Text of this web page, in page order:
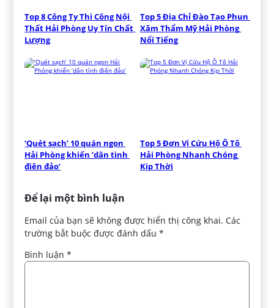
Top 8 Công Ty Thi Công Nội
Thất Hải Phòng Uy Tín Chất
Lượng
Top 5 Địa Chỉ Đào Tạo Phun
Xăm Thẩm Mỹ Hải Phòng
Nổi Tiếng
‘Quét sạch’ 10 quán ngon
Hải Phòng khiến ‘dân tình
điên đảo’
Top 5 Đơn Vị Cứu Hộ Ô Tô
Hải Phòng Nhanh Chóng
Kịp Thời
Để lại một bình luận
Email của bạn sẽ không được hiển thị công khai. Các
trường bắt buộc được đánh dấu*
Bình luận*